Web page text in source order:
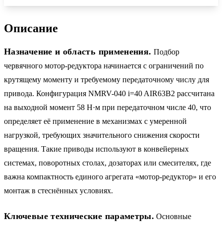
Описание
Назначение и область применения. Подбор
червячного мотор-редуктора начинается с ограничений по
крутящему моменту и требуемому передаточному числу для
привода. Конфигурация NMRV-040 i=40 AIR63B2 рассчитана
на выходной момент 58 Н·м при передаточном числе 40, что
определяет её применение в механизмах с умеренной
нагрузкой, требующих значительного снижения скорости
вращения. Такие приводы используют в конвейерных
системах, поворотных столах, дозаторах или смесителях, где
важна компактность единого агрегата «мотор-редуктор» и его
монтаж в стеснённых условиях.
Ключевые технические параметры. Основные